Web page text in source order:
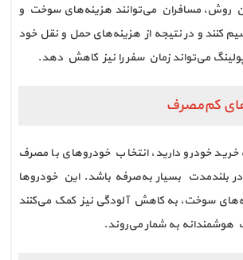
روش، مسافران می‌توانند هزینه‌های سوخت و
کنند و در نتیجه از هزینه‌های حمل و نقل خود
می‌تواند زمان سفر را نیز کاهش دهد.
کم‌مصرف
خرید خودرو دارید، انتخاب خودروهای با مصرف
بلندمدت بسیار به‌صرفه باشد. این خودروها
سوخت، به کاهش آلودگی نیز کمک می‌کنند
هوشمندانه به شمار می‌روند.